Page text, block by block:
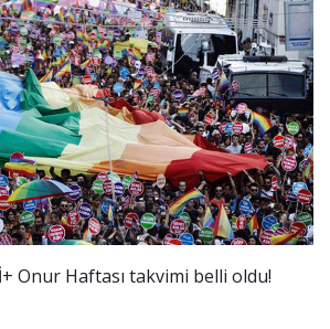
Onur Haftası takvimi belli oldu!